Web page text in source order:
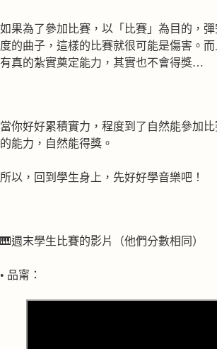
如果為了參加比賽，以「比賽」為目的，
度的曲子，這樣的比賽就很可能是傷害。
有真的紮實奠定能力，其實也不會得獎…
當你好好累積實力，程度到了自然能參加
的能力，自然能得獎。
所以，回到學生身上，先好好學音樂吧！
🎹週末學生比賽的影片（他們分數相同）
• 品甯：